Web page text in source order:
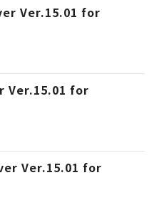
Ver.15.01 for
Ver.15.01 for
Ver.15.01 for